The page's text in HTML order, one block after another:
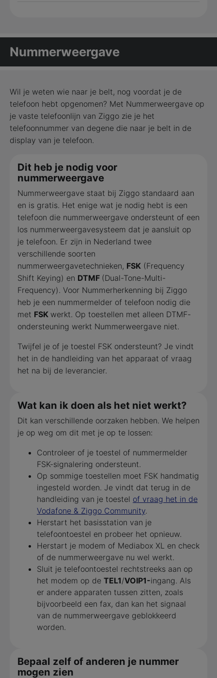
Nummerweergave
Wil je weten wie naar je belt, nog voordat je de
telefoon hebt opgenomen? Met Nummerweergave op
je vaste telefoonlijn van Ziggo zie je het
telefoonnummer van degene die naar je belt in de
display van je telefoon.
Dit heb je nodig voor
nummerweergave
Nummerweergave staat bij Ziggo standaard aan
en is gratis. Het enige wat je nodig hebt is een
telefoon die nummerweergave ondersteunt of een
los nummerweergavesysteem dat je aansluit op
je telefoon. Er zijn in Nederland twee
verschillende soorten
nummerweergavetechnieken, FSK (Frequency
Shift Keying) en DTMF (Dual-Tone-Multi-
Frequency). Voor Nummerherkenning bij Ziggo
heb je een nummermelder of telefoon nodig die
met FSK werkt. Op toestellen met alleen DTMF-
ondersteuning werkt Nummerweergave niet.
Twijfel je of je toestel FSK ondersteunt? Je vindt
het in de handleiding van het apparaat of vraag
het na bij de leverancier.
Wat kan ik doen als het niet werkt?
Dit kan verschillende oorzaken hebben. We helpen
je op weg om dit met je op te lossen:
Controleer of je toestel of nummermelder
FSK-signalering ondersteunt.
Op sommige toestellen moet FSK handmatig
ingesteld worden. Je vindt dat terug in de
handleiding van je toestel of vraag het in de
Vodafone & Ziggo Community.
Herstart het basisstation van je
telefoontoestel en probeer het opnieuw.
Herstart je modem of Mediabox XL en check
of de nummerweergave nu wel werkt.
Sluit je telefoontoestel rechtstreeks aan op
het modem op de TEL1/VOIP1-ingang. Als
er andere apparaten tussen zitten, zoals
bijvoorbeeld een fax, dan kan het signaal
van de nummerweergave geblokkeerd
worden.
Bepaal zelf of anderen je nummer
mogen zien